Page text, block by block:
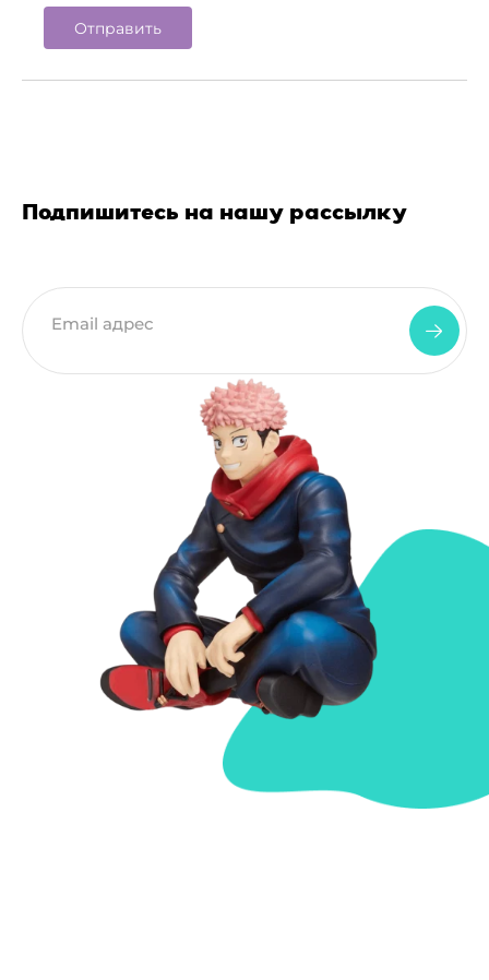
Подпишитесь на нашу рассылку